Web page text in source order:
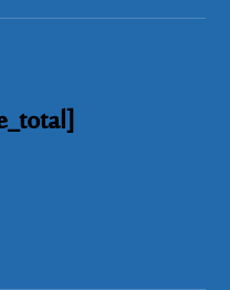
[rano_page_total]